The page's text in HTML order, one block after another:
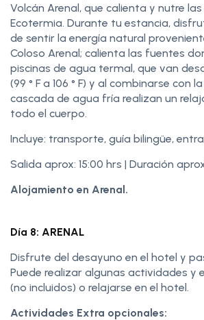
Volcán Arenal, que calienta y nutre
Ecotermia. Durante tu estancia,
de sentir la energía natural
Coloso Arenal; calienta las fuentes
piscinas de agua termal, que van
(99 ° F a 106 ° F) y al combinarse con
cascada de agua fría realizan un
todo el cuerpo.
Incluye: transporte, guía bilingüe,
Salida aprox: 15:00 hrs | Duración
Alojamiento en Arenal.
Día 8: ARENAL
Disfrute del desayuno en el hotel y
Puede realizar algunas actividades y
(no incluidos) o relajarse en el hotel.
Actividades Extra opcionales: